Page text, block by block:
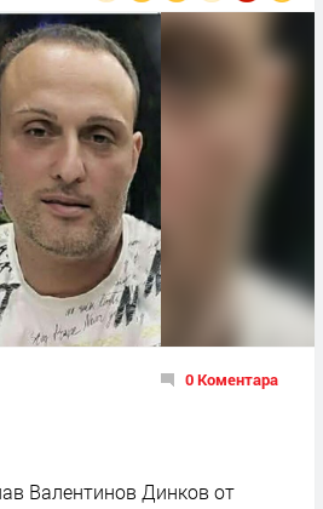
0 Коментара
Валентинов Динков от